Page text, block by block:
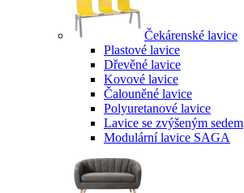
Čekárenské lavice
Plastové lavice
Dřevěné lavice
Kovové lavice
Čalouněné lavice
Polyuretanové lavice
Lavice se zvýšeným sedem
Modulární lavice SAGA